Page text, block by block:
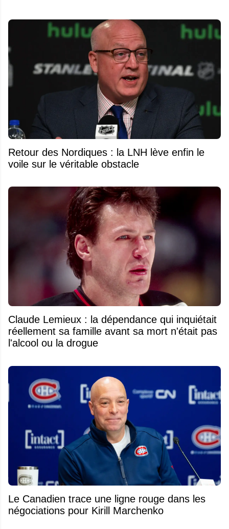
Retour des Nordiques : la LNH lève enfin le
voile sur le véritable obstacle
Claude Lemieux : la dépendance qui inquiétait
réellement sa famille avant sa mort n'était pas
l'alcool ou la drogue
Le Canadien trace une ligne rouge dans les
négociations pour Kirill Marchenko